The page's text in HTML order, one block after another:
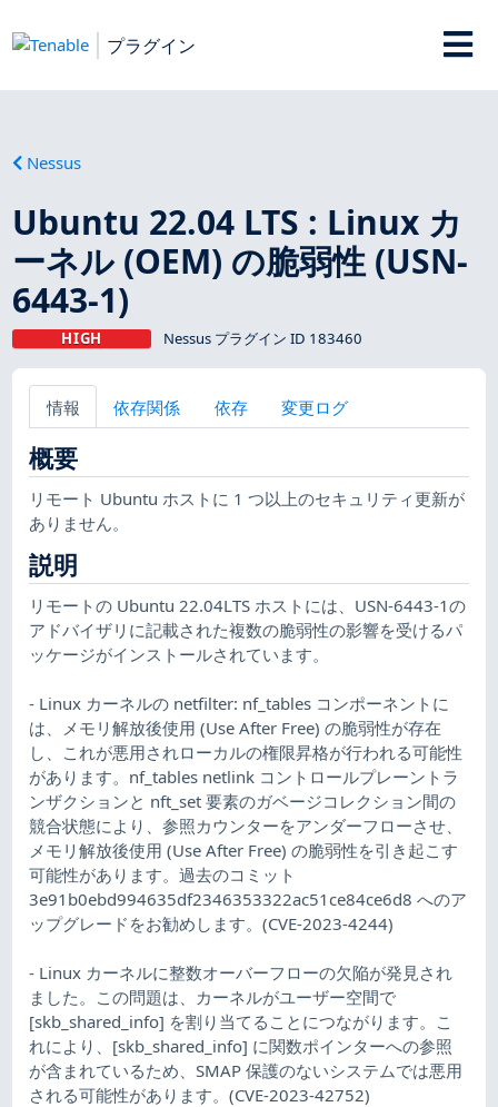
プラグイン
Nessus
Ubuntu 22.04 LTS : Linux カ
ーネル (OEM) の脆弱性 (USN-
6443-1)
HIGH Nessus プラグイン ID 183460
情報 依存関係 依存 変更ログ
概要
リモート Ubuntu ホストに 1 つ以上のセキュリティ更新が
ありません。
説明
リモートの Ubuntu 22.04LTS ホストには、USN-6443-1の
アドバイザリに記載された複数の脆弱性の影響を受けるパ
ッケージがインストールされています。
- Linux カーネルの netfilter: nf_tables コンポーネントに
は、メモリ解放後使用 (Use After Free) の脆弱性が存在
し、これが悪用されローカルの権限昇格が行われる可能性
があります。nf_tables netlink コントロールプレーントラ
ンザクションと nft_set 要素のガベージコレクション間の
競合状態により、参照カウンターをアンダーフローさせ、
メモリ解放後使用 (Use After Free) の脆弱性を引き起こす
可能性があります。過去のコミット
3e91b0ebd994635df2346353322ac51ce84ce6d8 へのア
ップグレードをお勧めします。(CVE-2023-4244)
- Linux カーネルに整数オーバーフローの欠陥が発見され
ました。この問題は、カーネルがユーザー空間で
[skb_shared_info] を割り当てることにつながります。こ
れにより、[skb_shared_info] に関数ポインターへの参照
が含まれているため、SMAP 保護のないシステムでは悪用
される可能性があります。(CVE-2023-42752)